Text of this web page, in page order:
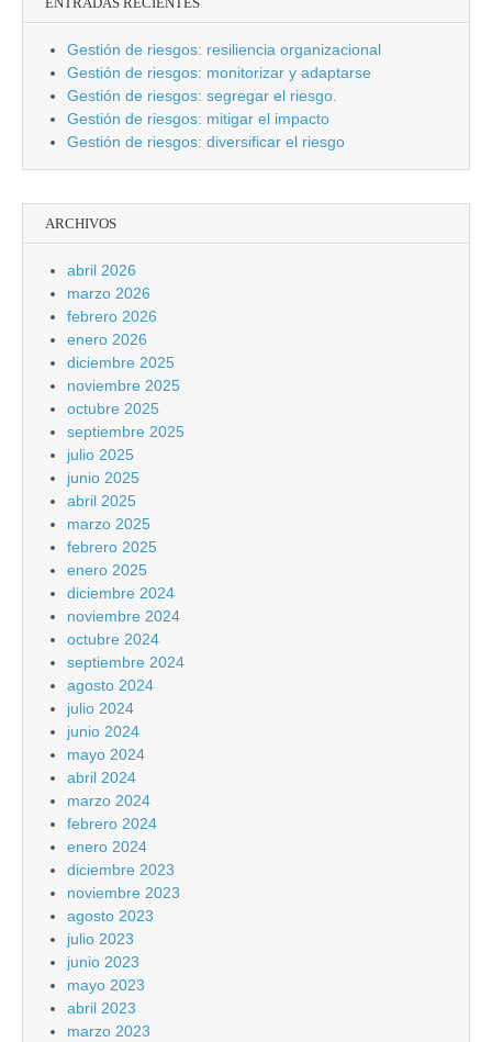
Gestión de riesgos: resiliencia organizacional
Gestión de riesgos: monitorizar y adaptarse
Gestión de riesgos: segregar el riesgo.
Gestión de riesgos: mitigar el impacto
Gestión de riesgos: diversificar el riesgo
ARCHIVOS
abril 2026
marzo 2026
febrero 2026
enero 2026
diciembre 2025
noviembre 2025
octubre 2025
septiembre 2025
julio 2025
junio 2025
abril 2025
marzo 2025
febrero 2025
enero 2025
diciembre 2024
noviembre 2024
octubre 2024
septiembre 2024
agosto 2024
julio 2024
junio 2024
mayo 2024
abril 2024
marzo 2024
febrero 2024
enero 2024
diciembre 2023
noviembre 2023
agosto 2023
julio 2023
junio 2023
mayo 2023
abril 2023
marzo 2023